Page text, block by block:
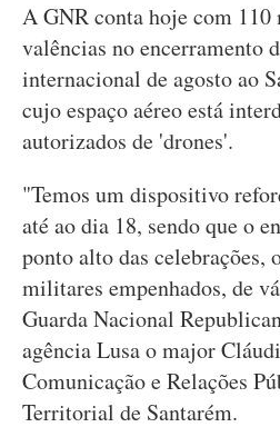
A GNR conta hoje com
valências no encerramento
internacional de agosto ao
cujo espaço aéreo está
autorizados de 'drones'.
"Temos um dispositivo
até ao dia 18, sendo que o
ponto alto das celebrações,
militares empenhados, de
Guarda Nacional
agência Lusa o major
Comunicação e Relações
Territorial de Santarém.